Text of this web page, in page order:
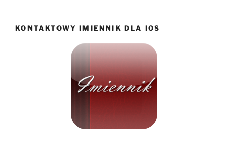
KONTAKTOWY IMIENNIK DLA IOS